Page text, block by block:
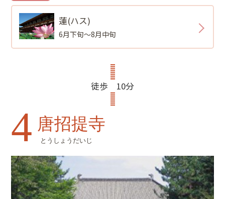
蓮(ハス)
6月下旬～8月中旬
徒歩 10分
4 唐招提寺
とうしょうだいじ